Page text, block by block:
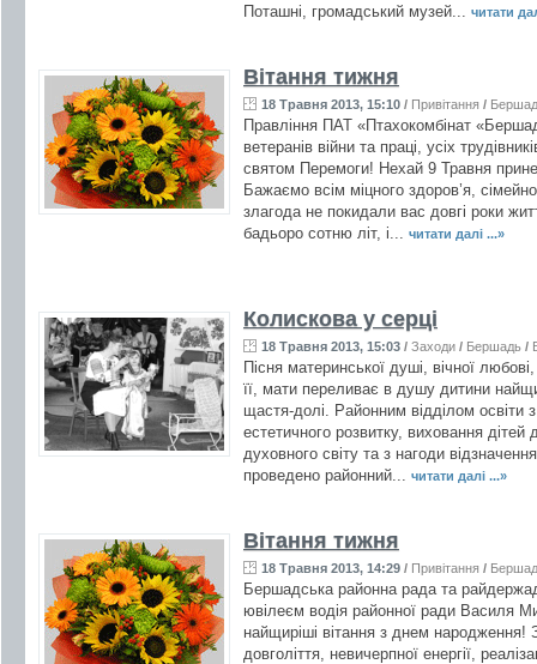
Поташні, громадський музей... читати
Вітання тижня
18 Травня 2013, 15:10 / Привітання /
Правління ПАТ «Птахокомбінат
ветеранів війни та праці, усіх
святом Перемоги! Нехай 9 Травня
Бажаємо всім міцного здоров’я,
злагода не покидали вас довгі роки
бадьоро сотню літ, і... читати далі ...»
Колискова у серці
18 Травня 2013, 15:03 / Заходи / Бершадь /
Пісня материнської душі, вічної
її, мати переливає в душу дитини
щастя-долі. Районним відділом освіти
естетичного розвитку, виховання дітей
духовного світу та з нагоди
проведено районний... читати далі ...»
Вітання тижня
18 Травня 2013, 14:29 / Привітання /
Бершадська районна рада та
ювілеєм водія районної ради Василя
найщиріші вітання з днем
довголіття, невичерпної енергії,